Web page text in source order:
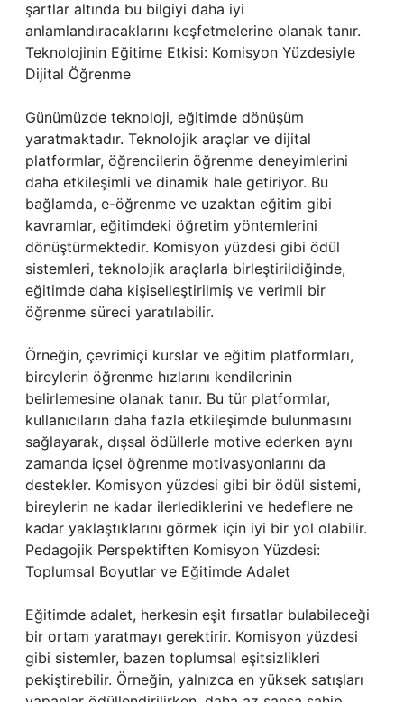
şartlar altında bu bilgiyi daha iyi
anlamlandıracaklarını keşfetmelerine olanak tanır.
Teknolojinin Eğitime Etkisi: Komisyon Yüzdesiyle
Dijital Öğrenme
Günümüzde teknoloji, eğitimde dönüşüm
yaratmaktadır. Teknolojik araçlar ve dijital
platformlar, öğrencilerin öğrenme deneyimlerini
daha etkileşimli ve dinamik hale getiriyor. Bu
bağlamda, e-öğrenme ve uzaktan eğitim gibi
kavramlar, eğitimdeki öğretim yöntemlerini
dönüştürmektedir. Komisyon yüzdesi gibi ödül
sistemleri, teknolojik araçlarla birleştirildiğinde,
eğitimde daha kişiselleştirilmiş ve verimli bir
öğrenme süreci yaratılabilir.
Örneğin, çevrimiçi kurslar ve eğitim platformları,
bireylerin öğrenme hızlarını kendilerinin
belirlemesine olanak tanır. Bu tür platformlar,
kullanıcıların daha fazla etkileşimde bulunmasını
sağlayarak, dışsal ödüllerle motive ederken aynı
zamanda içsel öğrenme motivasyonlarını da
destekler. Komisyon yüzdesi gibi bir ödül sistemi,
bireylerin ne kadar ilerlediklerini ve hedeflere ne
kadar yaklaştıklarını görmek için iyi bir yol olabilir.
Pedagojik Perspektiften Komisyon Yüzdesi:
Toplumsal Boyutlar ve Eğitimde Adalet
Eğitimde adalet, herkesin eşit fırsatlar bulabileceği
bir ortam yaratmayı gerektirir. Komisyon yüzdesi
gibi sistemler, bazen toplumsal eşitsizlikleri
pekiştirebilir. Örneğin, yalnızca en yüksek satışları